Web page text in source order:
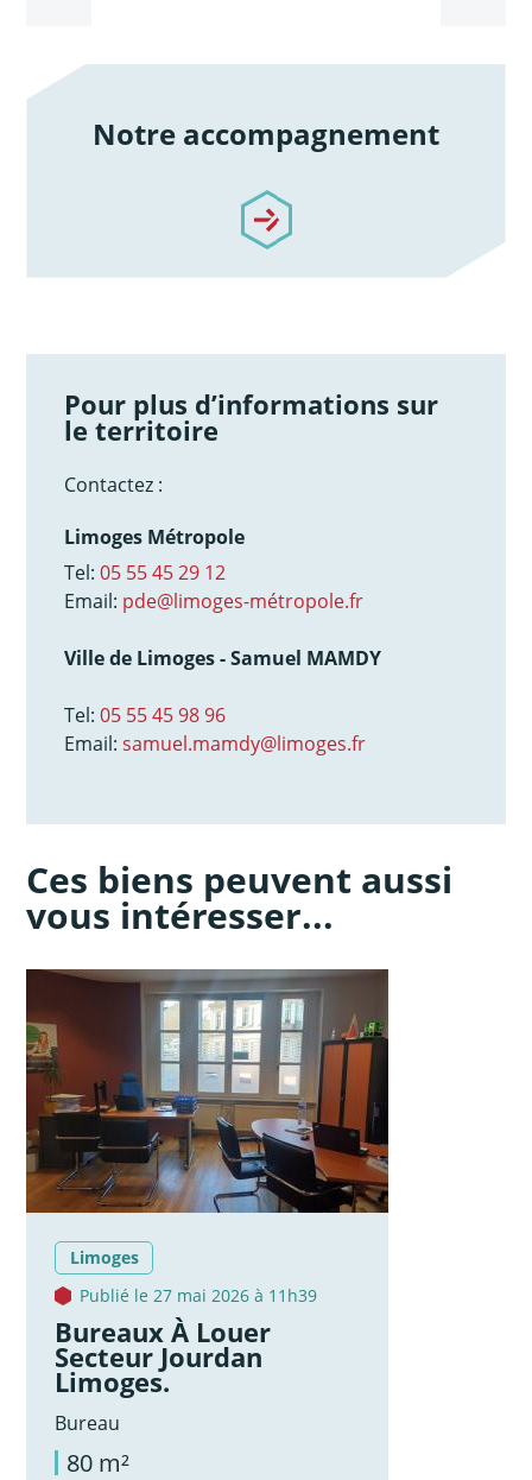
Notre accompagnement
/notre-accompagnement
Pour plus d’informations sur
le territoire
Contactez :
Limoges Métropole
Tel:05 55 45 29 12
Email: pde@limoges-métropole.fr
Ville de Limoges - Samuel MAMDY
Tel:05 55 45 98 96
Email:samuel.mamdy@limoges.fr
Ces biens peuvent aussi
vous intéresser...
Limoges
Publié le 27 mai 2026 à 11h39
Bureaux À Louer
Secteur Jourdan
Limoges.
Bureau
80 m²